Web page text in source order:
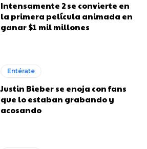
Intensamente 2 se convierte en
la primera película animada en
ganar $1 mil millones
Entérate
Justin Bieber se enoja con fans
que lo estaban grabando y
acosando